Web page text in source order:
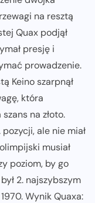
na resztą
Quax podjął
presję i
prowadzenie.
Keino szarpnął
która
na złoto.
ale nie miał
musiał
poziom, by go
2. najszybszym
Wynik Quaxa: